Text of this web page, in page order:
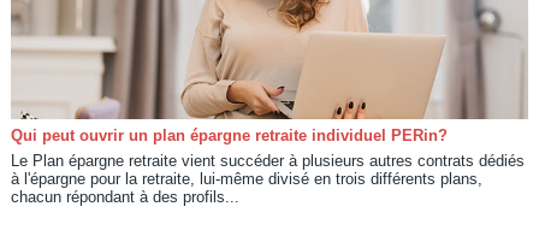
Qui peut ouvrir un plan épargne retraite individuel PERin?
Le Plan épargne retraite vient succéder à plusieurs autres contrats dédiés
à l'épargne pour la retraite, lui-même divisé en trois différents plans,
chacun répondant à des profils...